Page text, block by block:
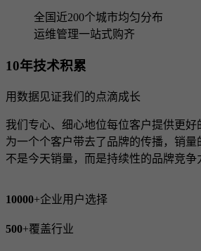
全国近200个城市均匀分布
运维管理一站式购齐
10年技术积累
用数据见证我们的点滴成长
我们专心、细心地位每位客户提供更
为一个个客户带去了品牌的传播，销
不是今天销量，而是持续性的品牌竞争
10000+企业用户选择
500+覆盖行业